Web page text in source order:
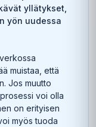
yllätykset,
yön uudessa
muistaa, että
Jos muutto
voi olla
on erityisen
myös tuoda